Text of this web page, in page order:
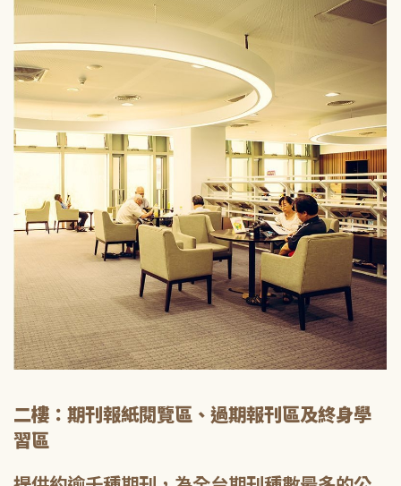
二樓：期刊報紙閱覽區、過期報刊區及終身學
習區